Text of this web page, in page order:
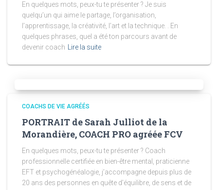
En quelques mots, peux-tu te présenter ? Je suis
quelqu’un qui aime le partage, l’organisation,
l’apprentissage, la créativité, l’art et la technique. . En
quelques phrases, quel a été ton parcours avant de
devenir coach Lire la suite
COACHS DE VIE AGRÉÉS
PORTRAIT de Sarah Julliot de la
Morandière, COACH PRO agréée FCV
En quelques mots, peux-tu te présenter ? Coach
professionnelle certifiée en bien-être mental, praticienne
EFT et psychogénéalogie, j’accompagne depuis plus de
20 ans des personnes en quête d’équilibre, de sens et de